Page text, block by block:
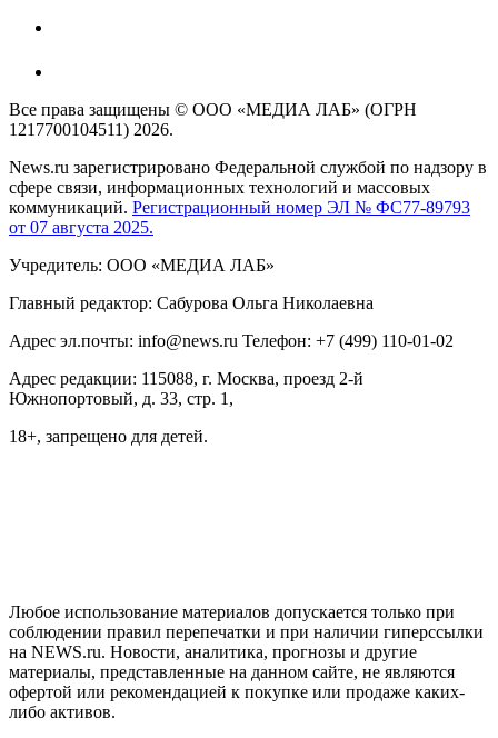
Все права защищены © ООО «МЕДИА ЛАБ» (ОГРН
1217700104511) 2026.
News.ru зарегистрировано Федеральной службой по надзору в
сфере связи, информационных технологий и массовых
коммуникаций. Регистрационный номер ЭЛ № ФС77-89793
от 07 августа 2025.
Учредитель: ООО «МЕДИА ЛАБ»
Главный редактор: Сабурова Ольга Николаевна
Адрес эл.почты: info@news.ru Телефон: +7 (499) 110-01-02
Адрес редакции: 115088, г. Москва, проезд 2-й
Южнопортовый, д. 33, стр. 1,
18+, запрещено для детей.
Любое использование материалов допускается только при
соблюдении правил перепечатки и при наличии гиперссылки
на NEWS.ru. Новости, аналитика, прогнозы и другие
материалы, представленные на данном сайте, не являются
офертой или рекомендацией к покупке или продаже каких-
либо активов.